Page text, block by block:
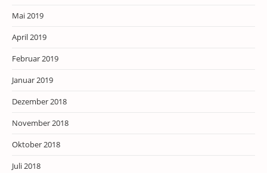
Mai 2019
April 2019
Februar 2019
Januar 2019
Dezember 2018
November 2018
Oktober 2018
Juli 2018